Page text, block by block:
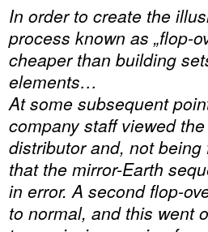
In order to create the
process known as „flop-
cheaper than building
elements…
At some subsequent
company staff viewed
distributor and, not
that the mirror-Earth
in error. A second flop-
to normal, and this went